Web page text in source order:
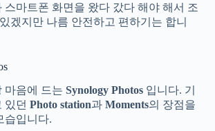
스마트폰 화면을 왔다 갔다 해야 해서 조
겠지만 나름 안전하고 편하기는 합니
마음에 드는 Synology Photos 입니다. 기
있던 Photo station과 Moments의 장점을
습입니다.